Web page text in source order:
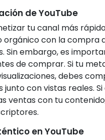
de YouTube
tu canal más
orgánico con la compra
Sin embargo, es
de comprar. Si tu
debes
junto con vistas reales. Si
ventas con tu
en YouTube